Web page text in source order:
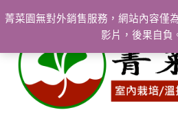
菁菜園無對外銷售服務，網站內容僅
影片，後果自負
至
要